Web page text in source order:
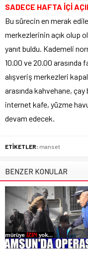
SADECE HAFTA İÇİ
Bu sürecin en merak
merkezlerinin açık olup
yanıt buldu. Kademeli
10.00 ve 20.00 arasında
alışveriş merkezleri
arasında kahvehane,
internet kafe, yüzme
devam edecek.
ETİKETLER: manset
BENZER KONULAR